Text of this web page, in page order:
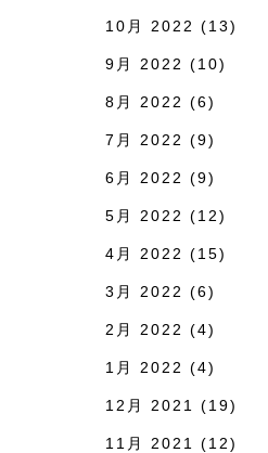
10月 2022 (13)
9月 2022 (10)
8月 2022 (6)
7月 2022 (9)
6月 2022 (9)
5月 2022 (12)
4月 2022 (15)
3月 2022 (6)
2月 2022 (4)
1月 2022 (4)
12月 2021 (19)
11月 2021 (12)